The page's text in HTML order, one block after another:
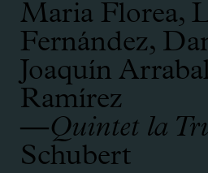
Maria Florea,
Fernández,
Joaquín
Ramírez
—Quintet la
Schubert